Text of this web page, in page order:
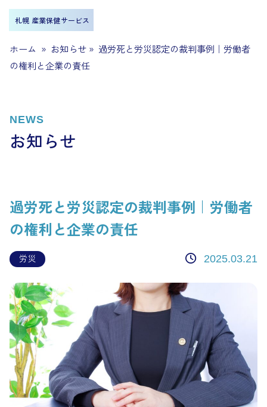
札幌 産業保健サービス
ホーム » お知らせ » 過労死と労災認定の裁判事例｜労働者
の権利と企業の責任
NEWS
お知らせ
過労死と労災認定の裁判事例｜労働者
の権利と企業の責任
労災 2025.03.21